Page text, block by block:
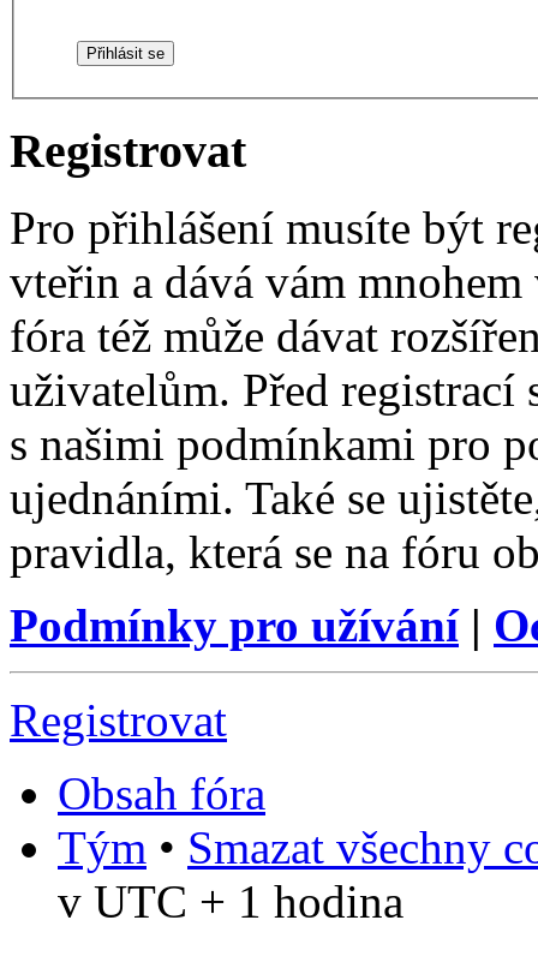
Registrovat
Pro přihlášení musíte být
vteřin a dává vám
fóra též může dávat
uživatelům. Před registrací
s našimi podmínkami pro
ujednáními. Také se
pravidla, která se na fóru
Podmínky pro užívání|
Registrovat
Obsah fóra
Tým • Smazat všechny
v UTC + 1 hodina